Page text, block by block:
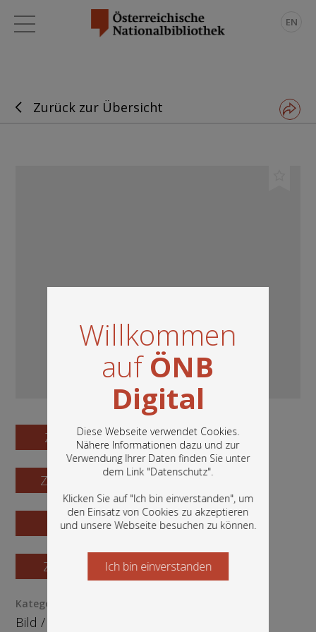
Willkommen
aufÖNB
Digital
Diese Webseite verwendet Cookies.
Nähere Informationen dazu und zur
Verwendung Ihrer Daten finden Sie unter
dem Link "Datenschutz".
Klicken Sie auf "Ich bin einverstanden", um
den Einsatz von Cookies zu akzeptieren
und unsere Webseite besuchen zu können.
In diesem Portal finden Sie die digitalen
Bestände der Österreichischen
Nationalbibliothek: Bücher, Fotografien,
Grafiken und vieles mehr.
Ich bin einverstanden
Starten Sie jetzt
EN
Zurück zur Übersicht
Zum Digitalisat
Zum Katalogisat
Zur Vorschau
Zur Bestellung
Kategorie / Medientyp
Bild/